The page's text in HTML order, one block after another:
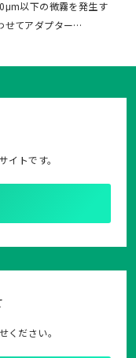
以下の微霧を発生す
せてアダプター…
イトです。
ください。